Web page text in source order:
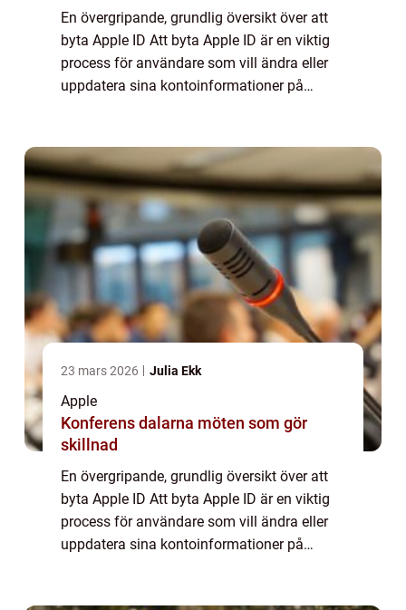
En övergripande, grundlig översikt över att
byta Apple ID Att byta Apple ID är en viktig
process för användare som vill ändra eller
uppdatera sina kontoinformationer på
23 mars 2026 Julia Ekk
Apple
Konferens dalarna möten som gör
skillnad
En övergripande, grundlig översikt över att
byta Apple ID Att byta Apple ID är en viktig
process för användare som vill ändra eller
uppdatera sina kontoinformationer på